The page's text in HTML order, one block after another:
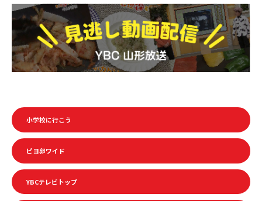
小学校に行こう
ピヨ卵ワイド
YBCテレビトップ